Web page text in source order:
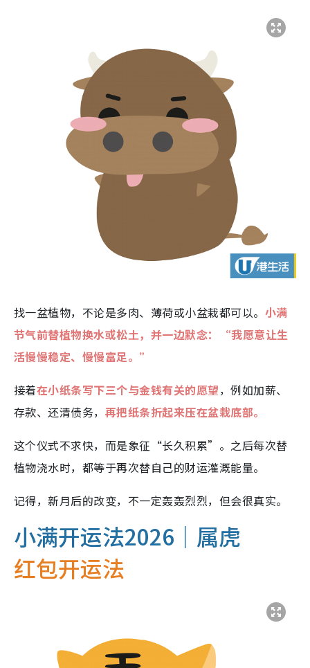
找一盆植物，不论是多肉、薄荷或小盆栽都可以。 小满
节气前替植物换水或松土，并一边默念：“我愿意让生
活慢慢稳定、慢慢富足。”
接着在小纸条写下三个与金钱有关的愿望，例如加薪、
存款、还清债务， 再把纸条折起来压在盆栽底部。
这个仪式不求快，而是象征“长久积累”。之后每次替
植物浇水时，都等于再次替自己的财运灌溉能量。
记得，新月后的改变，不一定轰轰烈烈，但会很真实。
小满开运法2026｜属虎
红包开运法